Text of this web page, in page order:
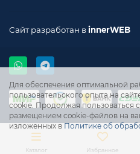
Для обеспечения оптимальной
пользовательского опыта на
cookie. Продолжая пользоваться
размещением cookie-файлов на
изложенных вПолитике об
Сайт разработан вinnerWEB
Каталог Избранное